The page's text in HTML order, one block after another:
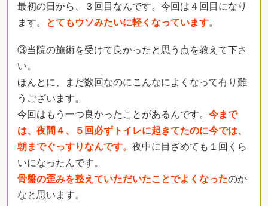
最初の日から、３回目なんです。今回は４回目になり
ます。
とてもウソみたいに軽くなっています。
③当院の施術を受けて良かったと思う点を教えて下さ
い。
ほんとに、まだ数回なのにこんなによくなって有り難
うございます。
今回はもう一つ良かったことがあるんです。 今まで
は、夜間４、５回必ずトイレに起きてたのに今では、
朝までぐっすりなんです。 夜中に目ざめても１回くら
いになったんです。
骨盤の歪みを整えていただいたことでよくなったのか
なと思います。